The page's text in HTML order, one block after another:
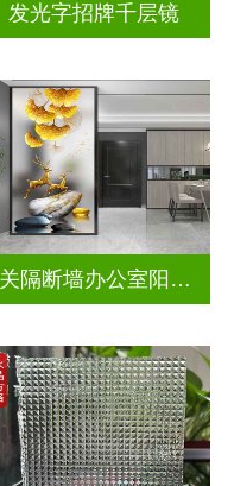
发光字招牌千层镜
玄关隔断墙办公室阳台挡门山水画背景墙玻璃